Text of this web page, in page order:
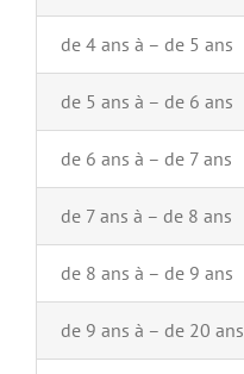
de 4 ans à – de 5 ans
de 5 ans à – de 6 ans
de 6 ans à – de 7 ans
de 7 ans à – de 8 ans
de 8 ans à – de 9 ans
de 9 ans à – de 20 ans